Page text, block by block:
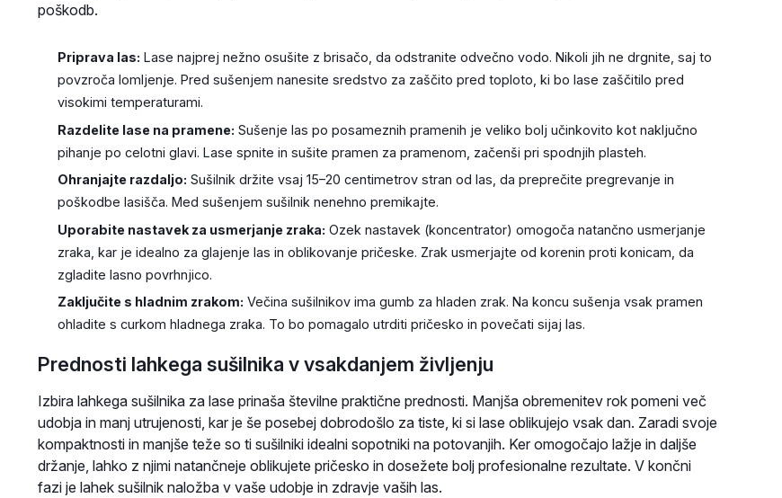
poškodb.
Priprava las: Lase najprej nežno osušite z brisačo, da odstranite odvečno vodo. Nikoli jih ne drgnite, saj to
povzroča lomljenje. Pred sušenjem nanesite sredstvo za zaščito pred toploto, ki bo lase zaščitilo pred
visokimi temperaturami.
Razdelite lase na pramene: Sušenje las po posameznih pramenih je veliko bolj učinkovito kot naključno
pihanje po celotni glavi. Lase spnite in sušite pramen za pramenom, začenši pri spodnjih plasteh.
Ohranjajte razdaljo: Sušilnik držite vsaj 15–20 centimetrov stran od las, da preprečite pregrevanje in
poškodbe lasišča. Med sušenjem sušilnik nenehno premikajte.
Uporabite nastavek za usmerjanje zraka: Ozek nastavek (koncentrator) omogoča natančno usmerjanje
zraka, kar je idealno za glajenje las in oblikovanje pričeske. Zrak usmerjajte od korenin proti konicam, da
zgladite lasno povrhnjico.
Zaključite s hladnim zrakom: Večina sušilnikov ima gumb za hladen zrak. Na koncu sušenja vsak pramen
ohladite s curkom hladnega zraka. To bo pomagalo utrditi pričesko in povečati sijaj las.
Prednosti lahkega sušilnika v vsakdanjem življenju
Izbira lahkega sušilnika za lase prinaša številne praktične prednosti. Manjša obremenitev rok pomeni več
udobja in manj utrujenosti, kar je še posebej dobrodošlo za tiste, ki si lase oblikujejo vsak dan. Zaradi svoje
kompaktnosti in manjše teže so ti sušilniki idealni sopotniki na potovanjih. Ker omogočajo lažje in daljše
držanje, lahko z njimi natančneje oblikujete pričesko in dosežete bolj profesionalne rezultate. V končni
fazi je lahek sušilnik naložba v vaše udobje in zdravje vaših las.